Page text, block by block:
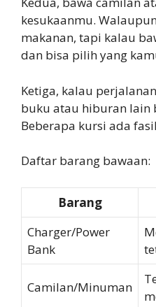
kesukaanmu.
makanan, tapi kalau
dan bisa pilih yang
Ketiga, kalau
buku atau hiburan lain
Beberapa kursi ada
Daftar barang bawaan:
Barang
Charger/Power
Bank
Camilan/Minuman